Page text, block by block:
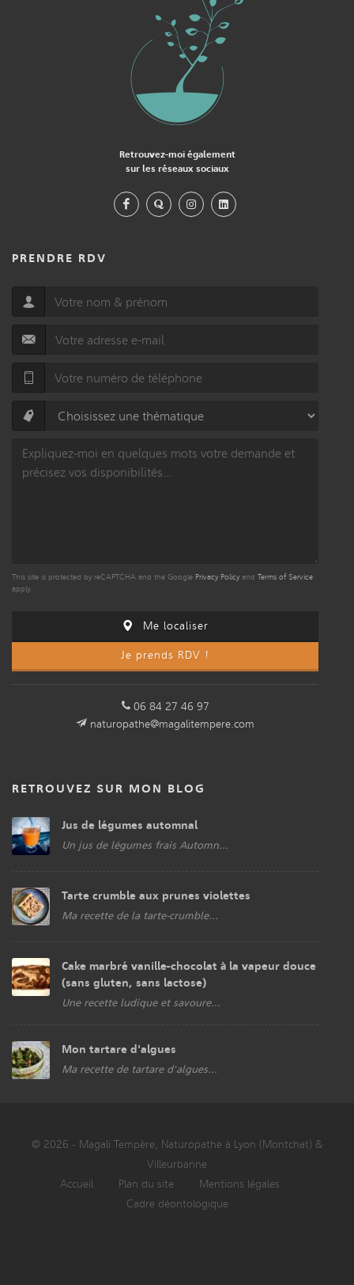
Retrouvez-moi également
sur les réseaux sociaux
PRENDRE RDV
This site is protected by reCAPTCHA and the Google Privacy Policy and Terms of Service
apply.
Me localiser
Je prends RDV !
06 84 27 46 97
naturopathe@magalitempere.com
RETROUVEZ SUR MON BLOG
Jus de légumes automnal
Un jus de légumes frais Automn...
Tarte crumble aux prunes violettes
Ma recette de la tarte-crumble...
Cake marbré vanille-chocolat à la vapeur douce
(sans gluten, sans lactose)
Une recette ludique et savoure...
Mon tartare d'algues
Ma recette de tartare d'algues...
© 2026 - Magali Tempère, Naturopathe à Lyon (Montchat) &
Villeurbanne
Accueil
· Plan du site · Mentions légales
·
Cadre déontologique